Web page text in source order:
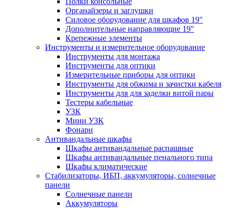
Органайзеры и заглушки
Силовое оборудование для шкафов 19"
Дополнительные направляющие 19"
Крепежные элементы
Инструменты и измерительное оборудование
Инструменты для монтажа
Инструменты для оптики
Измерительные приборы для оптики
Инструменты для обжима и зачистки кабеля
Инструменты для для заделки витой пары
Тестеры кабельные
УЗК
Мини УЗК
Фонари
Антивандальные шкафы
Шкафы антивандальные распашные
Шкафы антивандальные пенального типа
Шкафы климатические
Стабилизаторы, ИБП, аккумуляторы, солнечные
панели
Солнечные панели
Аккумуляторы